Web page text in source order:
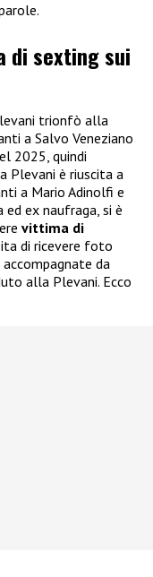
di sexting sui
trionfò alla
a Salvo Veneziano
2025, quindi
Plevani è riuscita a
a Mario Adinolfi e
ed ex naufraga, si è
vittima di
di ricevere foto
da
alla Plevani. Ecco